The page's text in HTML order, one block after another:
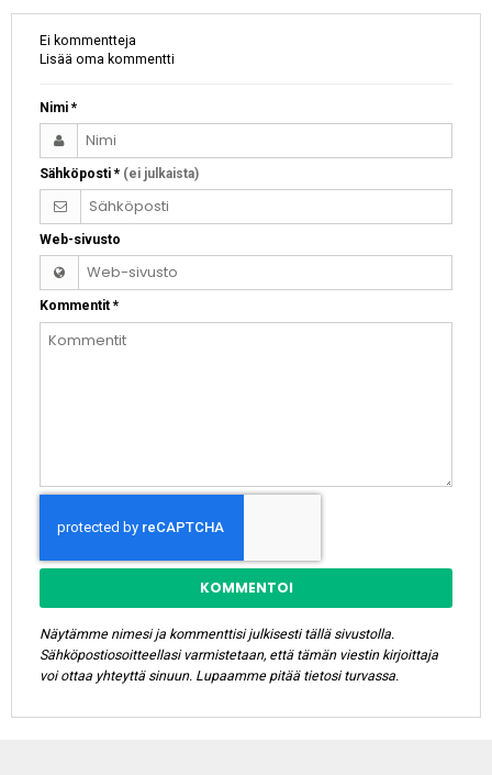
Ei kommentteja
Lisää oma kommentti
Nimi*
Sähköposti* (ei julkaista)
Web-sivusto
Kommentit*
KOMMENTOI
Näytämme nimesi ja kommenttisi julkisesti tällä sivustolla.
Sähköpostiosoitteellasi varmistetaan, että tämän viestin kirjoittaja
voi ottaa yhteyttä sinuun. Lupaamme pitää tietosi turvassa.